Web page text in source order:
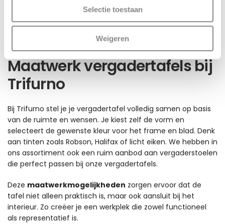
Selectie toestaan
Weigeren
tafels zijn geschikt voor intensieve sessies, klantmeetings
en creatieve brainstorms. Door de ergonomische
eigenschappen blijft het comfort hoog, ongeacht de duur
Maatwerk vergadertafels bij
Trifurno
Bij Trifurno stel je je vergadertafel volledig samen op basis
van de ruimte en wensen. Je kiest zelf de vorm en
selecteert de gewenste kleur voor het frame en blad. Denk
aan tinten zoals Robson, Halifax of licht eiken. We hebben in
ons assortiment ook een ruim aanbod aan vergaderstoelen
die perfect passen bij onze vergadertafels.
Deze maatwerkmogelijkheden zorgen ervoor dat de
tafel niet alleen praktisch is, maar ook aansluit bij het
interieur. Zo creëer je een werkplek die zowel functioneel
als representatief is.